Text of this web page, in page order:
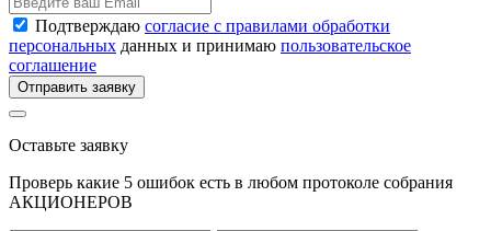
Подтверждаю согласие с правилами обработки
персональных данных и принимаю пользовательское
соглашение
Отправить заявку
Оставьте заявку
Проверь какие 5 ошибок есть в любом протоколе собрания
АКЦИОНЕРОВ